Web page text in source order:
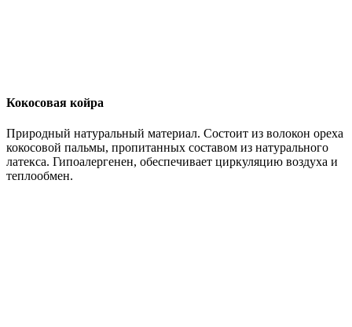
Кокосовая койра
Природный натуральный материал. Состоит из волокон ореха
кокосовой пальмы, пропитанных составом из натурального
латекса. Гипоалергенен, обеспечивает циркуляцию воздуха и
теплообмен.